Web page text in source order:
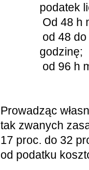
podatek
Od 48 h
od 48 do
godzinę;
od 96 h
Prowadząc
tak zwanych
17 proc. do 32
od podatku